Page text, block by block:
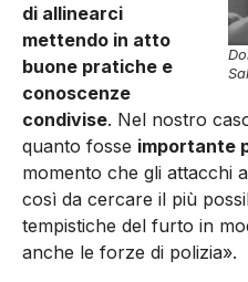
di allinearci
mettendo in atto
buone pratiche e
conoscenze
condivise. Nel nostro
quanto fosse importante
momento che gli attacchi
così da cercare il più
tempistiche del furto in
anche le forze di polizia».